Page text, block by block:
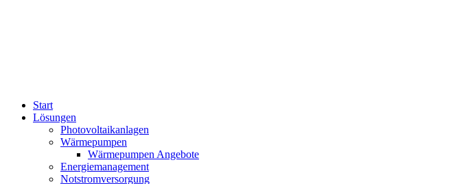
Start
Lösungen
Photovoltaikanlagen
Wärmepumpen
Wärmepumpen Angebote
Energiemanagement
Notstromversorgung